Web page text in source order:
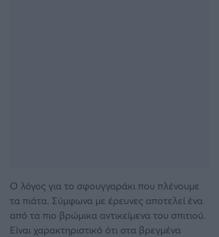
Ο λόγος για το σφουγγαράκι που πλένουμε
τα πιάτα. Σύμφωνα με έρευνες αποτελεί ένα
από τα πιο βρώμικα αντικείμενα του σπιτιού.
Είναι χαρακτηριστικό ότι στα βρεγμένα